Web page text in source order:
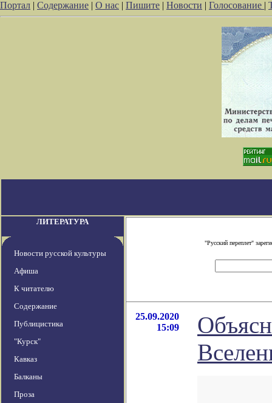
Портал | Содержание | О нас | Пишите | Новости | Голосование |
ЛИТЕРАТУРА
Новости русской культуры
Афиша
К читателю
Содержание
Публицистика
"Курск"
Кавказ
Балканы
Проза
"Русский переплет"
25.09.2020
15:09